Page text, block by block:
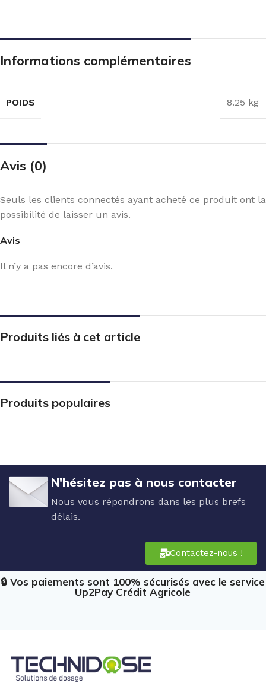
Informations complémentaires
POIDS 8.25 kg
Avis (0)
Avis
Il n’y a pas encore d’avis.
Seuls les clients connectés ayant acheté ce produit ont la
possibilité de laisser un avis.
Produits liés à cet article
Produits populaires
N'hésitez pas à nous contacter
Nous vous répondrons dans les plus brefs
délais.
Contactez-nous !
🔒 Vos paiements sont 100% sécurisés avec le service
Up2Pay Crédit Agricole